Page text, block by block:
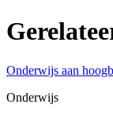
Onderwijs aan
Onderwijs